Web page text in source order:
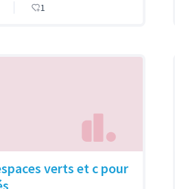
1
verts et c pour